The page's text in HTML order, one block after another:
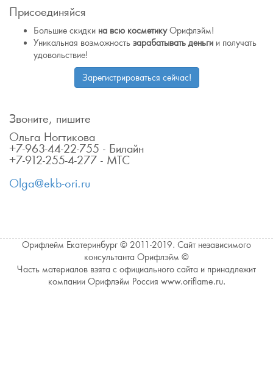
Присоединяйся
Большие скидки на всю косметикуОрифлэйм!
Уникальная возможность зарабатывать деньги и получать
удовольствие!
Зарегистрироваться сейчас!
Звоните, пишите
Ольга Ногтикова
+7-963-44-22-755 - Билайн
+7-912-255-4-277 - МТС
Olga@ekb-ori.ru
Орифлейм Екатеринбург © 2011-2019. Сайт независимого
консультанта Орифлэйм ©
Часть материалов взята с официального сайта и принадлежит
компании Орифлэйм Россия www.oriflame.ru.